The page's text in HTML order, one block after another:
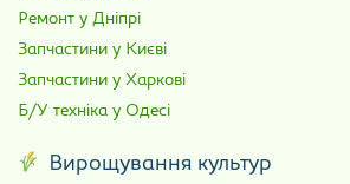
Ремонт у Дніпрі
Запчастини у Києві
Запчастини у Харкові
Б/У техніка у Одесі
Вирощування культур